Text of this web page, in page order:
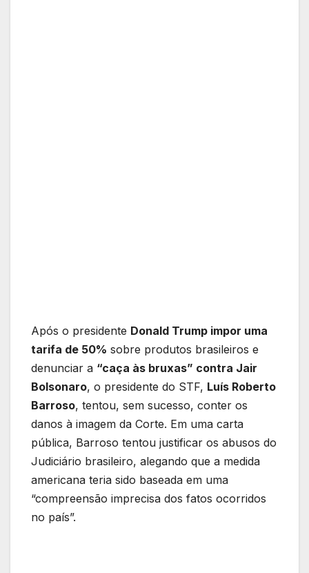
Após o presidente Donald Trump impor uma
tarifa de 50% sobre produtos brasileiros e
denunciar a “caça às bruxas” contra Jair
Bolsonaro, o presidente do STF, Luís Roberto
Barroso, tentou, sem sucesso, conter os
danos à imagem da Corte. Em uma carta
pública, Barroso tentou justificar os abusos do
Judiciário brasileiro, alegando que a medida
americana teria sido baseada em uma
“compreensão imprecisa dos fatos ocorridos
no país”.